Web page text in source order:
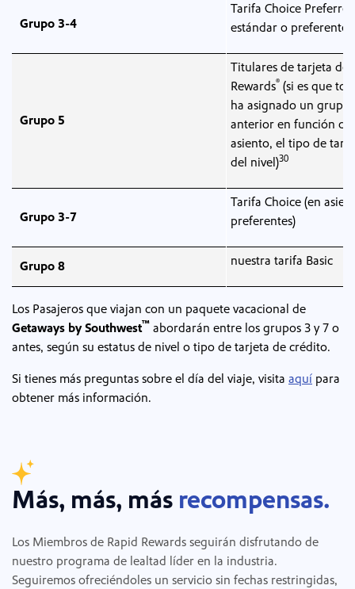
Grupo 3-4
Tarifa Choice
estándar o
Grupo 5
Titulares de tarjeta de
Rewards® (si es que
ha asignado un grupo
anterior en función
asiento, el tipo de
del nivel)30
Grupo 3-7
Tarifa Choice (en
preferentes)
Grupo 8 nuestra tarifa Basic
Los Pasajeros que viajan con un paquete vacacional de
Getaways by Southwest™ abordarán entre los grupos 3 y 7 o
antes, según su estatus de nivel o tipo de tarjeta de crédito.
Si tienes más preguntas sobre el día del viaje, visita aquí para
obtener más información.
Más, más, más recompensas.
Los Miembros de Rapid Rewards seguirán disfrutando de
nuestro programa de lealtad líder en la industria.
Seguiremos ofreciéndoles un servicio sin fechas restringidas,